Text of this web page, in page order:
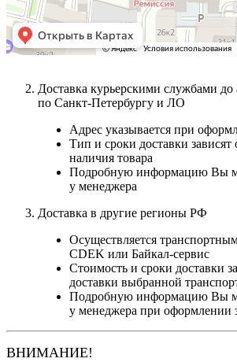
Доставка курьерскими службами до
по Санкт-Петербургу и ЛО
Адрес указывается при
Тип и сроки доставки зависят
наличия товара
Подробную информацию Вы
у менеджера
Доставка в другие регионы РФ
Осуществляется
CDEK или Байкал-сервис
Стоимость и сроки доставки
доставки выбранной
Подробную информацию Вы
у менеджера при оформлении
ВНИМАНИЕ!